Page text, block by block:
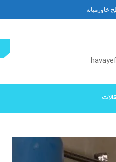
خاورمیانه